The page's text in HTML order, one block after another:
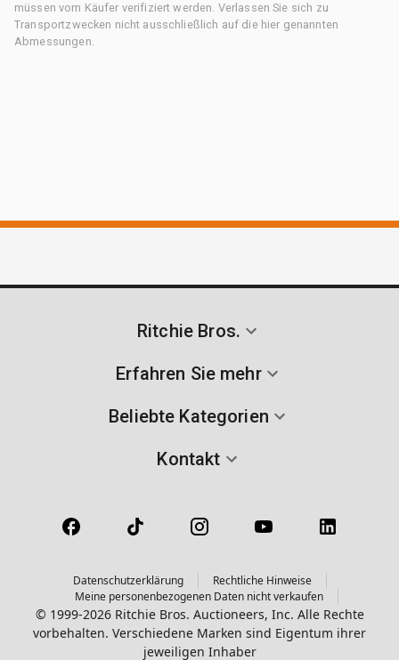
müssen vom Käufer verifiziert werden. Verlassen Sie sich zu
Transportzwecken nicht ausschließlich auf die hier genannten
Abmessungen.
Ritchie Bros.
Erfahren Sie mehr
Beliebte Kategorien
Kontakt
Datenschutzerklärung
Rechtliche Hinweise
Meine personenbezogenen Daten nicht verkaufen
© 1999-2026 Ritchie Bros. Auctioneers, Inc. Alle Rechte
vorbehalten. Verschiedene Marken sind Eigentum ihrer
jeweiligen Inhaber